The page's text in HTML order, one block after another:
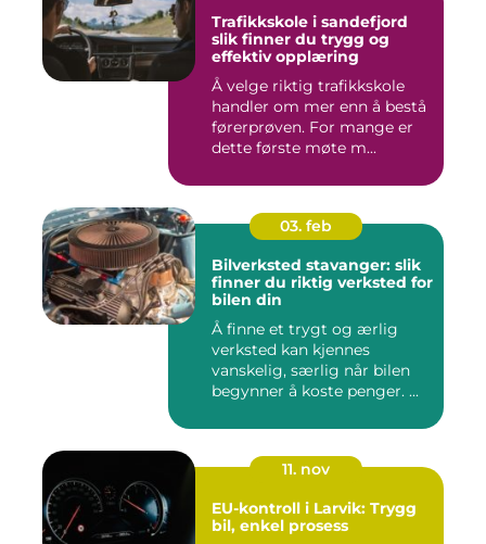
Trafikkskole i sandefjord
slik finner du trygg og
effektiv opplæring
Å velge riktig trafikkskole
handler om mer enn å bestå
førerprøven. For mange er
dette første møte m...
03. feb
Bilverksted stavanger: slik
finner du riktig verksted for
bilen din
Å finne et trygt og ærlig
verksted kan kjennes
vanskelig, særlig når bilen
begynner å koste penger. ...
11. nov
EU-kontroll i Larvik: Trygg
bil, enkel prosess